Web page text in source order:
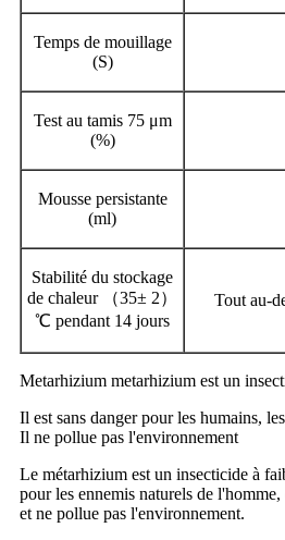
Temps de mouillage
(S)
Test au tamis 75 μm
(%)
Mousse persistante
(ml)
Stabilité du stockage
de chaleur （35± 2）
℃ pendant 14 jours
Tout au-
Metarhizium metarhizium est un
Il est sans danger pour les humains,
Il ne pollue pas l'environnement
Le métarhizium est un insecticide à
pour les ennemis naturels de
et ne pollue pas l'environnement.